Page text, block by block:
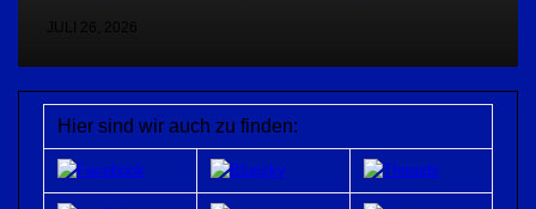
hilft
Hier sind wir auch zu finden: